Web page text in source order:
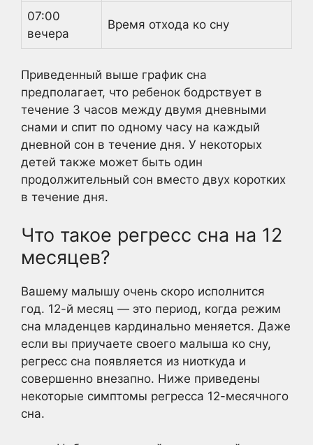
07:00
вечера
Время отхода ко сну
Приведенный выше график сна
предполагает, что ребенок бодрствует в
течение 3 часов между двумя дневными
снами и спит по одному часу на каждый
дневной сон в течение дня. У некоторых
детей также может быть один
продолжительный сон вместо двух коротких
в течение дня.
Что такое регресс сна на 12
месяцев?
Вашему малышу очень скоро исполнится
год. 12-й месяц — это период, когда режим
сна младенцев кардинально меняется. Даже
если вы приучаете своего малыша ко сну,
регресс сна появляется из ниоткуда и
совершенно внезапно. Ниже приведены
некоторые симптомы регресса 12-месячного
сна.